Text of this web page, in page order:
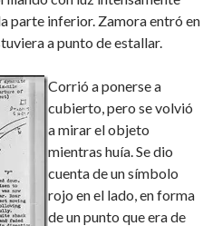
parte inferior. Zamora entró en
a punto de estallar.
Corrió a ponerse a
cubierto, pero se volvió
a mirar el objeto
mientras huía. Se dio
cuenta de un símbolo
rojo en el lado, en forma
de un punto que era de